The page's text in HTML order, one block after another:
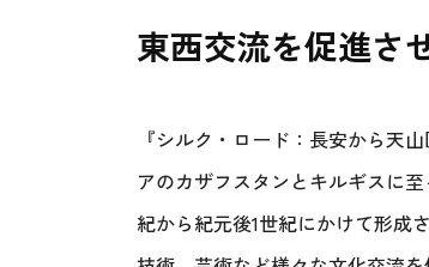
東西交流を促進さ
『シルク・ロード：長安から天
アのカザフスタンとキルギスに
紀から紀元後1世紀にかけて形成